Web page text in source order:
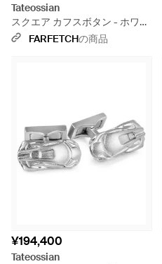
Tateossian
スクエア カフスボタン - ホワイ
ト
FARFETCHの商品
¥194,400
Tateossian